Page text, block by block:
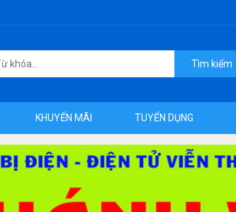
Tìm kiếm
KHUYẾN MÃI TUYỂN DỤNG